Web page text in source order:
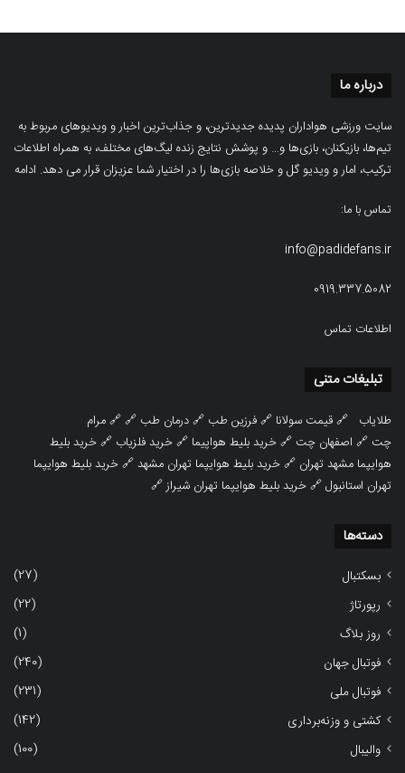
درباره ما
سایت ورزشی هواداران پدیده جدیدترین، و جذاب‌ترین اخبار و ویدیوهای مربوط به
تیم‌ها، بازیکنان، بازی‌ها و… و پوشش نتایج زنده لیگ‌های مختلف، به همراه اطلاعات
ترکیب، امار و ویدیو‌‌ گل‌ و خلاصه بازی‌ها را در اختیار شما عزیزان قرار می دهد. ادامه
تماس با ما:
info@padidefans.ir
0919.337.5082
اطلاعات تماس
تبلیغات متنی
طلایاب 🔗قیمت سولانا 🔗فرزین طب 🔗درمان طب 🔗 🔗مرام
چت 🔗 اصفهان چت 🔗خرید بلیط هواپیما 🔗خرید فلزیاب 🔗خرید بلیط
هوایپما مشهد تهران 🔗خرید بلیط هوایپما تهران مشهد🔗خرید بلیط هوایپما
تهران استانبول🔗خرید بلیط هوایپما تهران شیراز🔗
دسته‌ها
بسکتبال
(27)
رپورتاژ
(22)
روز بلاگ
(1)
فوتبال جهان
(240)
فوتبال ملی
(231)
کشتی و وزنه‌برداری
(142)
والیبال
(100)